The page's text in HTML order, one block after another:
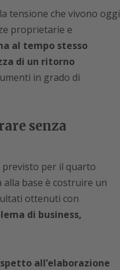
tensione che vivono oggi
proprietarie e
al tempo stesso
di un ritorno
in grado di
senza
previsto per il quarto
alla base è costruire un
ottenuti con
di business,
all’elaborazione